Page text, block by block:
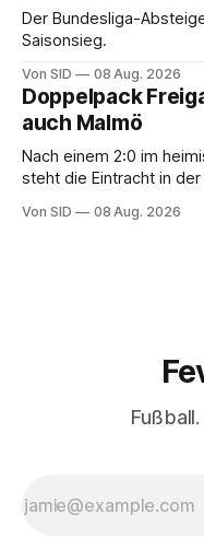
Der Bundesliga-
Saisonsieg.
Von SID 08 Aug. 2026
Doppelpack
auch Malmö
Nach einem 2:0 im
steht die Eintracht in
Von SID 08 Aug. 2026